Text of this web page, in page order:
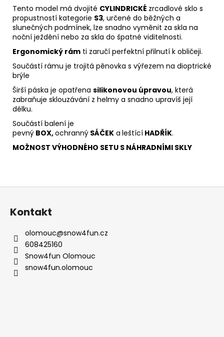
Tento model má dvojité CYLINDRICKÉ zrcadlové sklo s
propustností kategorie S3, určené do běžných a
slunečných podmínek, lze snadno vyměnit za skla na
noční ježdění nebo za skla do špatné viditelnosti.
Ergonomický rám ti zaručí perfektní přilnutí k obličeji.
Součástí rámu je trojitá pěnovka s výřezem na dioptrické
brýle
Širší páska je opatřena silikonovou úpravou, která
zabraňuje sklouzávání z helmy a snadno upravíš její
délku.
Součástí balení je
pevný BOX,ochranný SÁČEK a leštící HADŘÍK.
MOŽNOST VÝHODNÉHO SETU S NÁHRADNÍMI SKLY
Kontakt
olomouc@snow4fun.cz
608425160
Snow4fun Olomouc
snow4fun.olomouc